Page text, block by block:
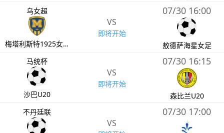
乌女超
梅塔利斯特1925女足
VS
即将开始
07/30 16:00
敖德萨海星女足
马统杯
沙巴U20
VS
即将开始
07/30 16:15
森比兰U20
不丹廷联
VS
07/30 17:00